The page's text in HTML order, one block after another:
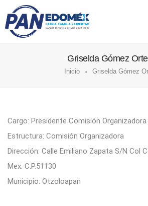
Griselda Gómez
Inicio Griselda Gómez
Cargo: Presidente Comisión Organizadora
Estructura: Comisión Organizadora
Dirección: Calle Emiliano Zapata S/N Col
Mex. C.P.51130
Municipio: Otzoloapan